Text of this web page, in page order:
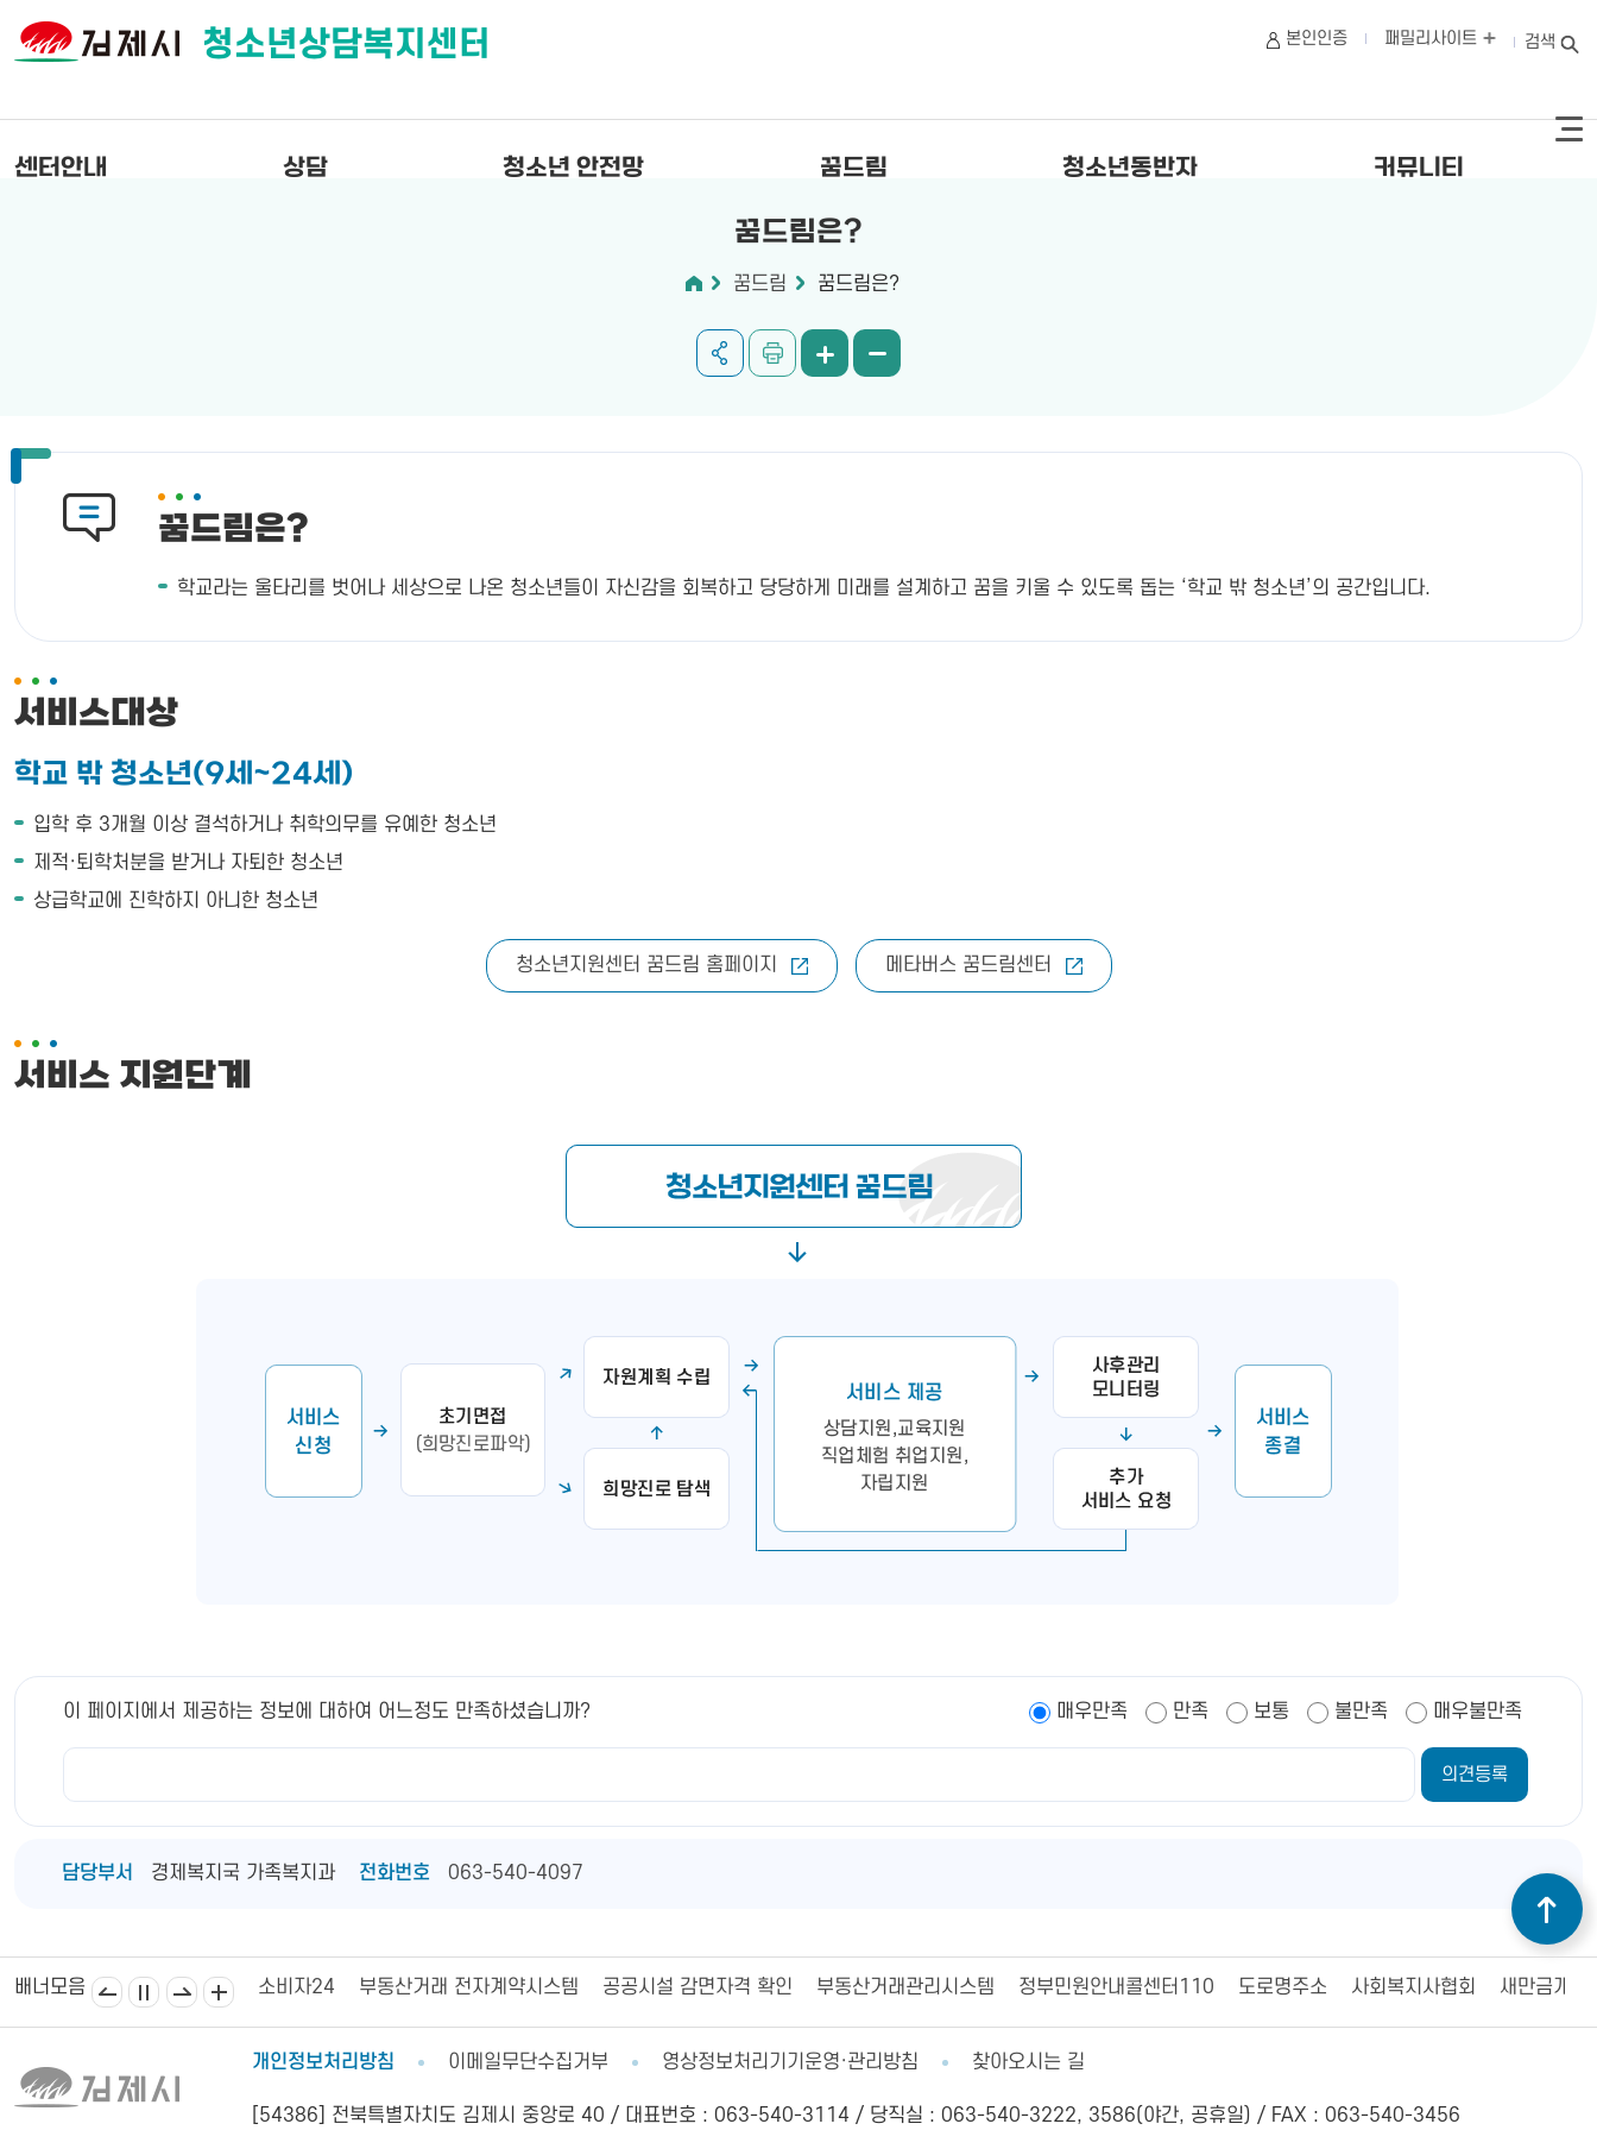
청소년상담복지센터
센터안내 상담 청소년 안전망 꿈드림 청소년동반자 커뮤니티
본인인증 패밀리사이트 검색
꿈드림은?
꿈드림 꿈드림은?
꿈드림은?
학교라는 울타리를 벗어나 세상으로 나온 청소년들이 자신감을 회복하고 당당하게 미래를 설계하고 꿈을 키울 수 있도록 돕는 ‘학교 밖 청소년’의 공간입니다.
서비스대상
학교 밖 청소년(9세~24세)
입학 후 3개월 이상 결석하거나 취학의무를 유예한 청소년
제적·퇴학처분을 받거나 자퇴한 청소년
상급학교에 진학하지 아니한 청소년
청소년지원센터 꿈드림 홈페이지 메타버스 꿈드림센터
서비스 지원단계
이 페이지에서 제공하는 정보에 대하여 어느정도 만족하셨습니까? 매우만족 만족 보통 불만족 매우불만족
담당부서 경제복지국 가족복지과 전화번호 063-540-4097
배너모음
제상공회의소 김제시의회 소비자24 부동산거래 전자계약시스템 공공시설 감면자격 확인 부동산거래관리시스템 정부민원안내콜센터110 도로명주소 사회복지사협회 새만금개발
개인정보처리방침 이메일무단수집거부 영상정보처리기기운영·관리방침 찾아오시는 길
[54386] 전북특별자치도 김제시 중앙로 40 / 대표번호 : 063-540-3114 / 당직실 : 063-540-3222, 3586(야간, 공휴일) / FAX : 063-540-3456